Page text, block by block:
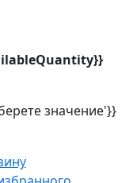
значение'}}